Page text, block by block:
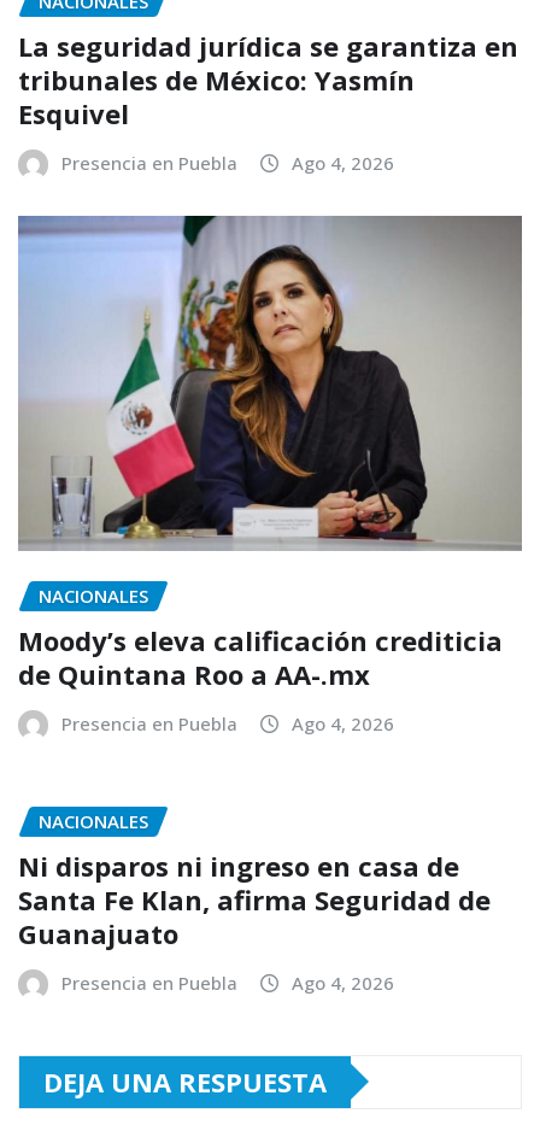
La seguridad jurídica se garantiza en
tribunales de México: Yasmín
Esquivel
Presencia en Puebla Ago 4, 2026
NACIONALES
Moody’s eleva calificación crediticia
de Quintana Roo a AA-.mx
Presencia en Puebla Ago 4, 2026
NACIONALES
Ni disparos ni ingreso en casa de
Santa Fe Klan, afirma Seguridad de
Guanajuato
Presencia en Puebla Ago 4, 2026
DEJA UNA RESPUESTA